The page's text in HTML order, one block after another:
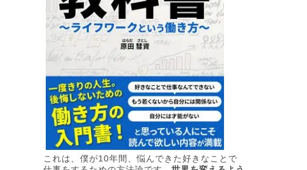
これは、僕が10年間、悩んできた好きなことで